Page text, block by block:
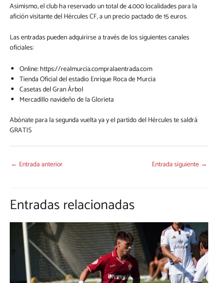
Asimismo, el club ha reservado un total de 4.000 localidades para la
afición visitante del Hércules CF, a un precio pactado de 15 euros.
Las entradas pueden adquirirse a través de los siguientes canales
oficiales:
Online:https://realmurcia.compralaentrada.com
Tienda Oficial del estadio Enrique Roca de Murcia
Casetas del Gran Árbol
Mercadillo navideño de la Glorieta
Abónate para la segunda vuelta ya y el partido del Hércules te saldrá
GRATIS
← Entrada anterior Entrada siguiente →
Entradas relacionadas